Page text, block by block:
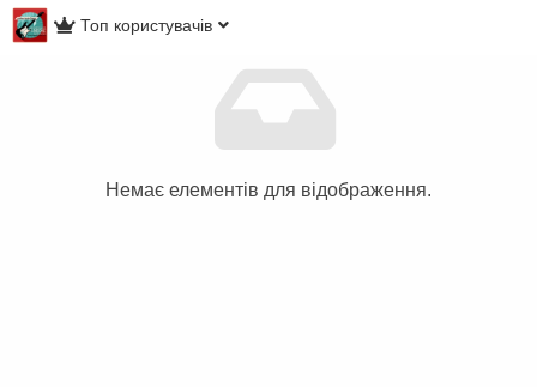
Топ користувачів
Немає елементів для відображення.